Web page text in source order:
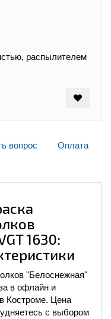
распылителем
вопрос Оплата
1630:
"Белоснежная"
в офлайн и
Костроме. Цена
с выбором